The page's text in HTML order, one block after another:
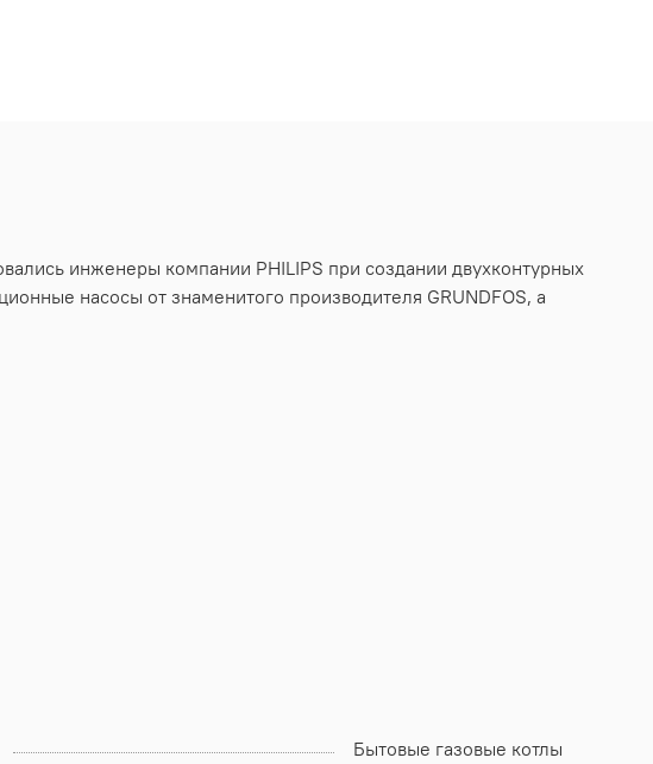
инженеры компании PHILIPS при создании двухконтурных
насосы от знаменитого производителя GRUNDFOS, а
Бытовые газовые котлы